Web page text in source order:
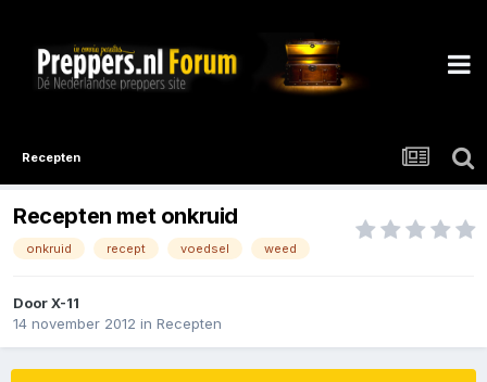
Recepten
Recepten met onkruid
onkruid recept voedsel weed
DoorX-11
14 november 2012 in Recepten